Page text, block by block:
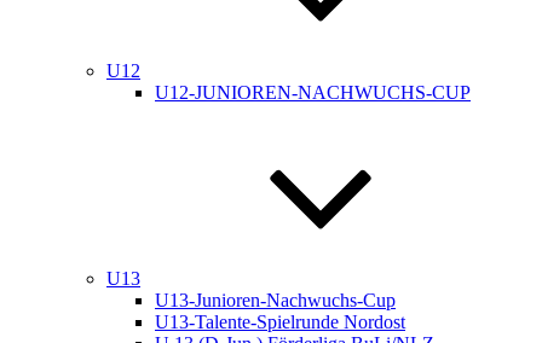
U12
U12-JUNIOREN-NACHWUCHS-CUP
U13
U13-Junioren-Nachwuchs-Cup
U13-Talente-Spielrunde Nordost